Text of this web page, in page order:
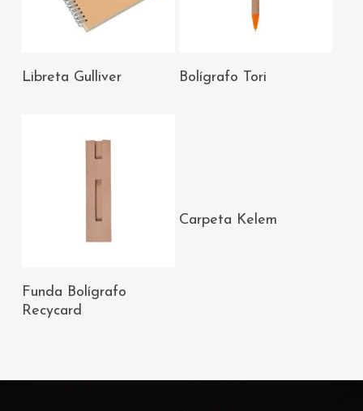
AÑADIR AL
Libreta Gulliver
AÑADIR AL
Bolígrafo Tori
AÑADIR AL
CARRITO
Funda Bolígrafo
Recycard
AÑADIR AL
Carpeta Kelem